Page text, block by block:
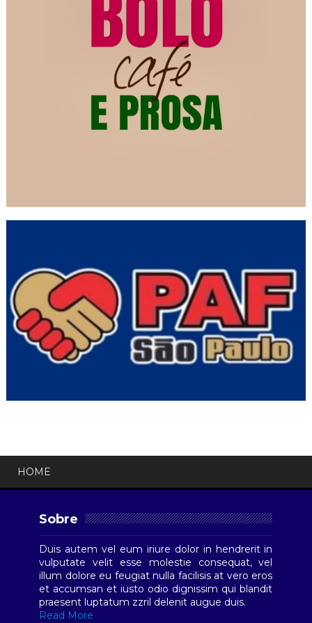
HOME
Sobre
Duis autem vel eum iriure dolor in hendrerit in
vulputate velit esse molestie consequat, vel
illum dolore eu feugiat nulla facilisis at vero eros
et accumsan et iusto odio dignissim qui blandit
praesent luptatum zzril delenit augue duis.
Read More